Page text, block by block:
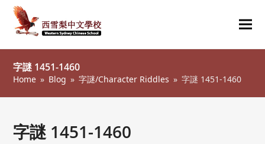
字謎 1451-1460
Home » Blog » 字謎/Character Riddles » 字謎 1451-1460
字謎 1451-1460